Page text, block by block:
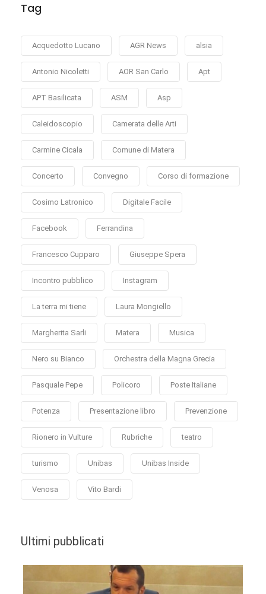
Tag
Acquedotto Lucano AGR News alsia
Antonio Nicoletti AOR San Carlo Apt
APT Basilicata ASM Asp
Caleidoscopio Camerata delle Arti
Carmine Cicala Comune di Matera
Concerto Convegno Corso di formazione
Cosimo Latronico Digitale Facile
Facebook Ferrandina
Francesco Cupparo Giuseppe Spera
Incontro pubblico Instagram
La terra mi tiene Laura Mongiello
Margherita Sarli Matera Musica
Nero su Bianco Orchestra della Magna Grecia
Pasquale Pepe Policoro Poste Italiane
Potenza Presentazione libro Prevenzione
Rionero in Vulture Rubriche teatro
turismo Unibas Unibas Inside
Venosa Vito Bardi
Ultimi pubblicati